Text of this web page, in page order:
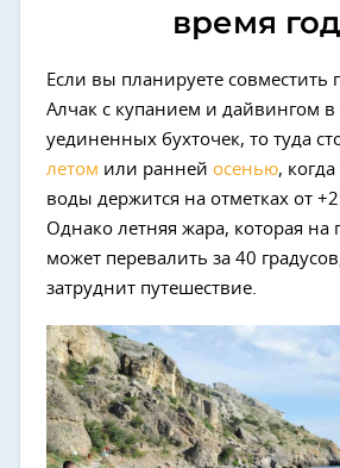
время
Если вы планируете совместить
Алчак с купанием и дайвингом
уединенных бухточек, то туда
летом или ранней осенью,
воды держится на отметках от
Однако летняя жара, которая на
может перевалить за 40
затруднит путешествие.